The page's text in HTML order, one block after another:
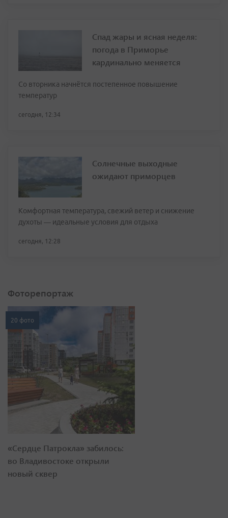
Спад жары и ясная неделя:
погода в Приморье
кардинально меняется
Со вторника начнётся постепенное повышение
температур
сегодня, 12:34
Солнечные выходные
ожидают приморцев
Комфортная температура, свежий ветер и снижение
духоты — идеальные условия для отдыха
сегодня, 12:28
Фоторепортаж
20 фото
«Сердце Патрокла» забилось:
во Владивостоке открыли
новый сквер